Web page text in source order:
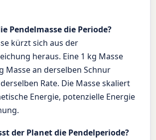
Pendelmasse die Periode?
kürzt sich aus der
heraus. Eine 1 kg Masse
Masse an derselben Schnur
Rate. Die Masse skaliert
Energie, potenzielle Energie
der Planet die Pendelperiode?